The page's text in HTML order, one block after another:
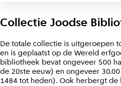
Collectie Joodse
De totale collectie is uitgeroepen
en is geplaatst op de Wereld
bibliotheek bevat ongeveer 500
de 20ste eeuw) en ongeveer
1484 tot heden). Ook herbergt